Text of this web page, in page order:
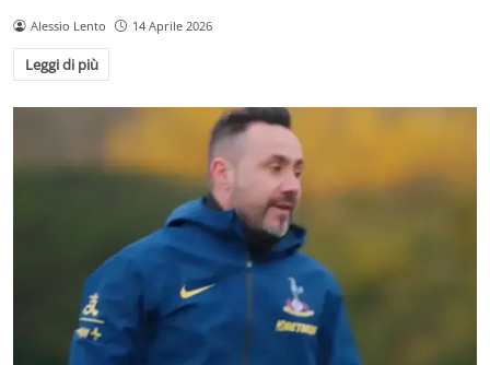
Alessio Lento 14 Aprile 2026
Leggi di più